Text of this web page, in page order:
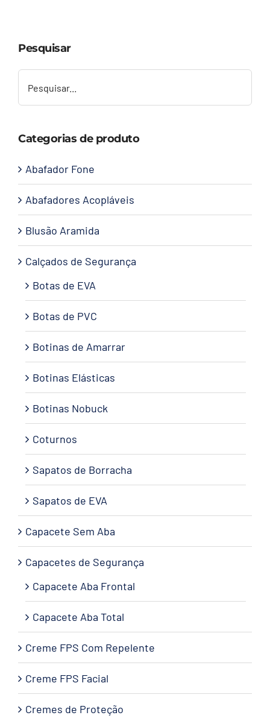
Contato
Pesquisar
Categorias de produto
Abafador Fone
Abafadores Acopláveis
Blusão Aramida
Calçados de Segurança
Botas de EVA
Botas de PVC
Botinas de Amarrar
Botinas Elásticas
Botinas Nobuck
Coturnos
Sapatos de Borracha
Sapatos de EVA
Capacete Sem Aba
Capacetes de Segurança
Capacete Aba Frontal
Capacete Aba Total
Creme FPS Com Repelente
Creme FPS Facial
Cremes de Proteção